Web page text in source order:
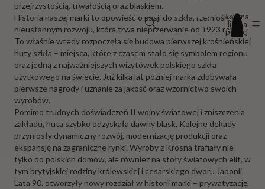
Łączna
liczba
pozycji
w
koszyku:
0
przejrzystością, trwałością oraz blaskiem.
Historia naszej marki to opowieść o pasji do szkła, rzemiośle i
nieustannym rozwoju, która trwa nieprzerwanie od 1923 roku.
To właśnie wtedy rozpoczęła się budowa pierwszej krośnieńskiej
huty szkła – miejsca, które z czasem stało się symbolem regionu
oraz jedną z najważniejszych wizytówek polskiego szkła
użytkowego na świecie. Już kilka lat później marka zdobywała
pierwsze nagrody i uznanie za jakość oraz wzornictwo swoich
wyrobów.
Pomimo trudnych doświadczeń II wojny światowej i zniszczenia
zakładu, huta szybko odzyskała dawny blask. Kolejne dekady
przyniosły dynamiczny rozwój, modernizację produkcji oraz
ekspansję na zagraniczne rynki. Wyroby z Krosna trafiały nie
tylko do polskich domów, ale również na stoły światowych elit, w
tym brytyjskiej rodziny królewskiej i cesarskiego dworu Japonii.
Lata 90. otworzyły nowy rozdział w historii marki – prywatyzację,